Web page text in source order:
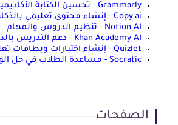
Grammarly - تحسين الكتابة الأكاديمية
Copy.ai - إنشاء محتوى تعليمي بالذكاء الاصطناعي
Notion AI - تنظيم الدروس والمهام
Khan Academy AI - دعم التدريس بالذكاء الاصطناعي
Quizlet - إنشاء اختبارات وبطاقات تعليمية ذكية
Socratic - مساعدة الطلاب في حل الواجبات
الصفحات